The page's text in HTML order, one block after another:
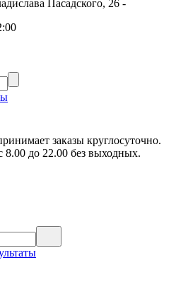
Пасадского, 26 -
заказы круглосуточно.
8.00 до 22.00 без выходных.